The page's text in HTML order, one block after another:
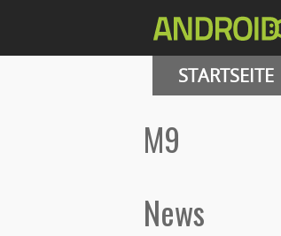
STARTSEITE
M9
News